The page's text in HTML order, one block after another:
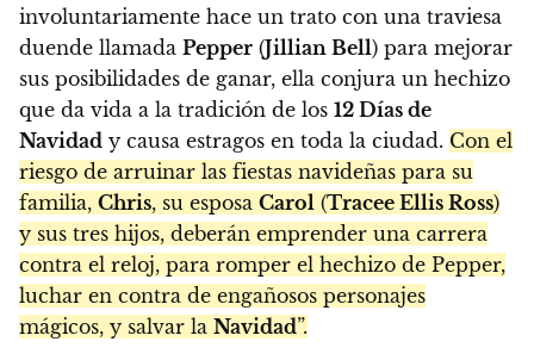
involuntariamente hace un trato con una traviesa
duende llamada Pepper (Jillian Bell) para mejorar
sus posibilidades de ganar, ella conjura un hechizo
que da vida a la tradición de los 12 Días de
Navidad y causa estragos en toda la ciudad. Con el
riesgo de arruinar las fiestas navideñas para su
familia, Chris, su esposa Carol (Tracee Ellis Ross)
y sus tres hijos, deberán emprender una carrera
contra el reloj, para romper el hechizo de Pepper,
luchar en contra de engañosos personajes
mágicos, y salvar la Navidad”.